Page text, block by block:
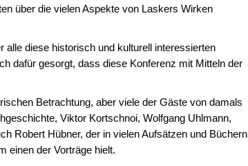
über die vielen Aspekte von Laskers Wirken
alle diese historisch und kulturell interessierten
dafür gesorgt, dass diese Konferenz mit Mitteln der
Betrachtung, aber viele der Gäste von damals
Viktor Kortschnoi, Wolfgang Uhlmann,
Robert Hübner, der in vielen Aufsätzen und Büchern
einen der Vorträge hielt.